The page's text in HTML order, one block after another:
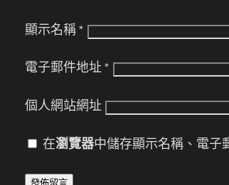
顯示名稱 *
電子郵件地址 *
個人網站網址
在瀏覽器中儲存顯示名稱、電子